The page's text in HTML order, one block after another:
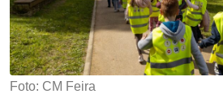
Foto: CM Feira